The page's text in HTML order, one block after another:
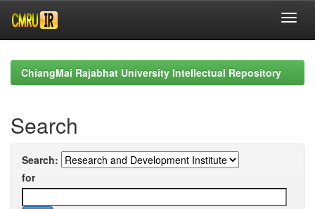
navigationChiangMai Rajabhat University Intellectual Repository
Search
Search:
for